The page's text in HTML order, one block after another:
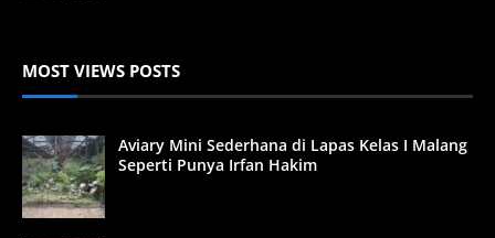
MOST VIEWS POSTS
Aviary Mini Sederhana di Lapas Kelas I Malang
Seperti Punya Irfan Hakim